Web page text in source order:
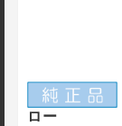
ロー